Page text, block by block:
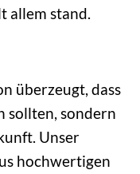
allem stand.
überzeugt, dass
sollten, sondern
Unser
hochwertigen